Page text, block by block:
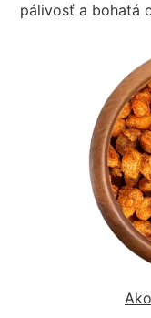
pálivosť a bohatá